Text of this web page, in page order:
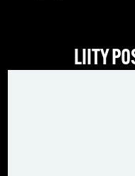
LIITY